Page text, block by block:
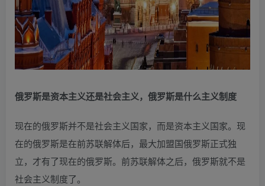
俄罗斯是资本主义还是社会主义，俄罗斯是什么主义制度
现在的俄罗斯并不是社会主义国家，而是资本主义国家。现
在的俄罗斯是在前苏联解体后，最大加盟国俄罗斯正式独
立，才有了现在的俄罗斯。前苏联解体之后，俄罗斯就不是
社会主义制度了。